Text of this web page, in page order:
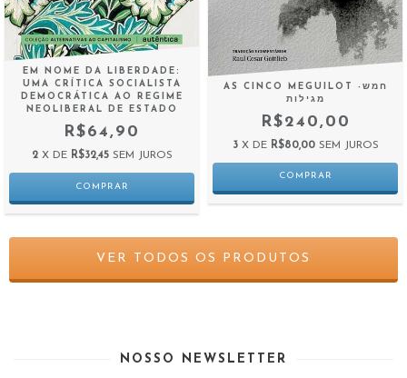
EM NOME DA LIBERDADE:
UMA CRÍTICA SOCIALISTA
DEMOCRÁTICA AO REGIME
NEOLIBERAL DE ESTADO
R$64,90
2 X DE R$32,45 SEM JUROS
AS CINCO MEGUILOT -חמש
מגילות
R$240,00
3 X DE R$80,00 SEM JUROS
VER TODOS OS PRODUTOS
NOSSO NEWSLETTER